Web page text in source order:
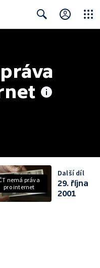
nemá práva
pro internet
Další díl
29. října
2001